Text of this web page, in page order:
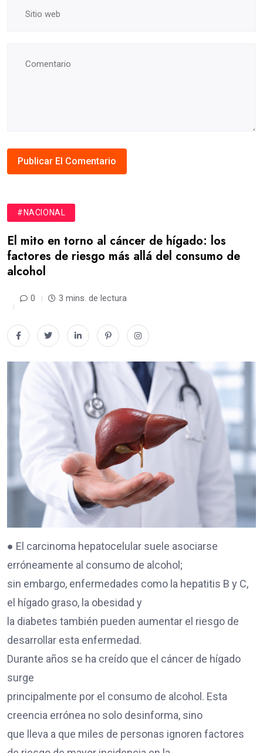
#NACIONAL
El mito en torno al cáncer de hígado: los
factores de riesgo más allá del consumo de
alcohol
0 3 mins. de lectura
● El carcinoma hepatocelular suele asociarse
erróneamente al consumo de alcohol;
sin embargo, enfermedades como la hepatitis B y C,
el hígado graso, la obesidad y
la diabetes también pueden aumentar el riesgo de
desarrollar esta enfermedad.
Durante años se ha creído que el cáncer de hígado
surge
principalmente por el consumo de alcohol. Esta
creencia errónea no solo desinforma, sino
que lleva a que miles de personas ignoren factores